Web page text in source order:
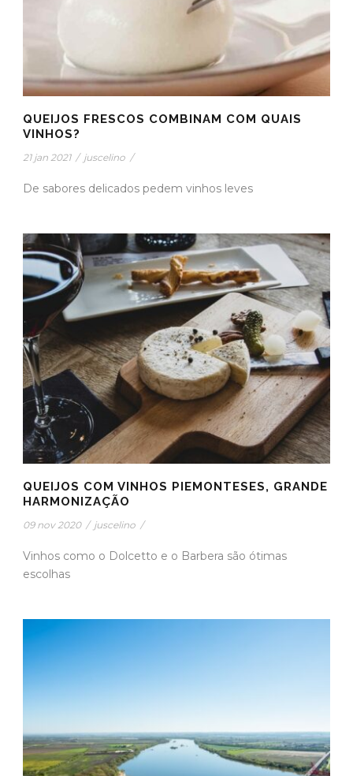
QUEIJOS FRESCOS COMBINAM COM QUAIS
VINHOS?
21 jan 2021 / juscelino /
De sabores delicados pedem vinhos leves
QUEIJOS COM VINHOS PIEMONTESES, GRANDE
HARMONIZAÇÃO
09 nov 2020 / juscelino /
Vinhos como o Dolcetto e o Barbera são ótimas
escolhas